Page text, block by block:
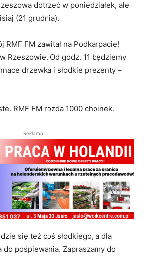
dotrzeć w poniedziałek, ale
(21 grudnia).
RMF FM zawitał na Podkarpacie!
Rzeszowie. Od godz. 11 będziemy
drzewka i słodkie prezenty –
RMF FM rozda 1000 choinek.
Reklama
się też coś słodkiego, a dla
do pośpiewania. Zapraszamy do